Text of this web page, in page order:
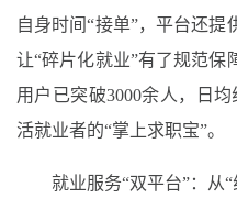
自身时间“接单”，平台还提
让“碎片化就业”有了规范保
用户已突破3000余人，日
活就业者的“掌上求职宝”。
就业服务“双平台”：从